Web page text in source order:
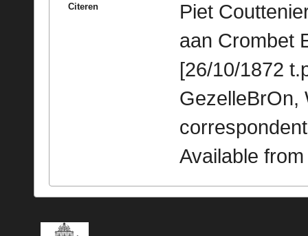
Citeren
Piet
aan Crombet
[26/10/1872
GezelleBrOn,
Available